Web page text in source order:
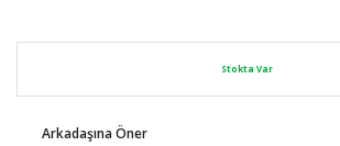
Stokta Var
Arkadaşına Öner